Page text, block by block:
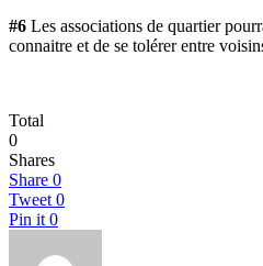
#6 Les associations de quartier
connaitre et de se tolérer entre
Total
0
Shares
Share 0
Tweet 0
Pin it 0